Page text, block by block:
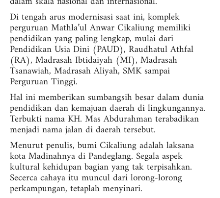
Di tengah arus modernisasi saat ini, komplek
perguruan Mathla’ul Anwar Cikaliung memiliki
pendidikan yang paling lengkap, mulai dari
Pendidikan Usia Dini (PAUD), Raudhatul Athfal
(RA), Madrasah Ibtidaiyah (MI), Madrasah
Tsanawiah, Madrasah Aliyah, SMK sampai
Perguruan Tinggi.
Hal ini memberikan sumbangsih besar dalam dunia
pendidikan dan kemajuan daerah di lingkungannya.
Terbukti nama KH. Mas Abdurahman terabadikan
menjadi nama jalan di daerah tersebut.
Menurut penulis, bumi Cikaliung adalah laksana
kota Madinahnya di Pandeglang. Segala aspek
kultural kehidupan bagian yang tak terpisahkan.
Secerca cahaya itu muncul dari lorong-lorong
perkampungan, tetaplah menyinari.